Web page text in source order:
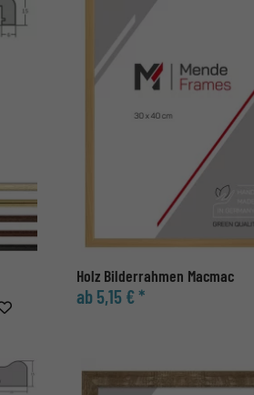
Holz Bilderrahmen Macmac
ab 5,15 € *